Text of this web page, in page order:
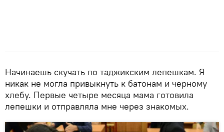
Начинаешь скучать по таджикским лепешкам. Я
никак не могла привыкнуть к батонам и черному
хлебу. Первые четыре месяца мама готовила
лепешки и отправляла мне через знакомых.